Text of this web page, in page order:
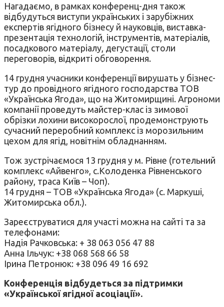
Нагадаємо, в рамках конференц-дня також
відбудуться виступи українських і зарубіжних
експертів ягідного бізнесу й науковців, виставка-
презентація технологій, інструментів, матеріалів,
посадкового матеріалу, дегустації, столи
переговорів, відкриті обговорення.
14 грудня учасники конференції вирушать у бізнес-
тур до провідного ягідного господарства ТОВ
«Українська Ягода», що на Житомирщині. Агрономи
компанії проведуть майстер-клас із зимової
обрізки лохини високорослої, продемонструють
сучасний переробний комплекс із морозильним
цехом для ягід, новітнім обладнанням.
Тож зустрічаємося 13 грудня у м. Рівне (готельний
комплекс «Айвенго», с.Колоденка Рівненського
району, траса Київ – Чоп).
14 грудня – ТОВ «Українська Ягода» (с. Маркуші,
Житомирська обл.).
Зареєструватися для участі можна на сайті та за
телефонами:
Надія Рачковська: + 38 063 056 47 88
Анна Ільчук: +38 068 568 66 58
Ірина Петронюк: +38 096 49 16 692
Конференція відбудеться за підтримки
«Української ягідної асоціації».